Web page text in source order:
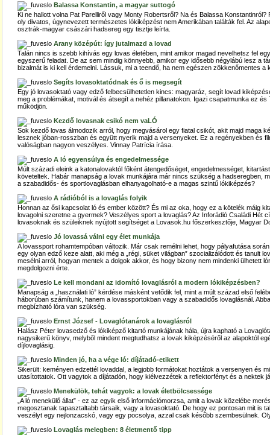
Balassa Konstantin, a magyar suttogó
Ki ne hallott volna Pat Parelliről vagy Monty Robertsről? Na és Balassa
oly divatos, úgynevezett természetes lókiképzést nem Amerikában találták fel. Az
osztrák-magyar császári hadsereg egy tisztje leírta.
Arany középút: így jutalmazd a lovad
Talán nincs is szebb kihívás egy lovas életében, mint amikor magad nevelhetsz fel
egyszerű feladat. De az sem mindig könnyebb, amikor egy idősebb négylábú lesz a
bizalmát is ki kell érdemelni. Lássuk, mi a teendő, ha nem egészen zökkenőmentes a
Segíts lovasoktatódnak és ő is megsegít
Egy jó lovasoktató vagy edző felbecsülhetetlen kincs: magyaráz, segít lovad
meg a problémákat, motivál és átsegít a nehéz pillanatokon. Igazi csapatmunka ez
működjön.
Kezdő lovasnak csikó nem vaLÓ
Sok kezdő lovas álmodozik arról, hogy megvásárol egy fiatal csikót, akit majd maga
lesznek jóban-rosszban és együtt nyerik majd a versenyeket. Ez a regényekben és
valóságban nagyon veszélyes. Vinnay Patrícia írása.
A ló egyensúlya és engedelmessége
Múlt századi eleink a katonalovaktól főként átengedőséget, engedelmességet,
követeltek. Habár manapság a lovak munkájára már nincs szükség a hadseregben,
a szabadidős- és sportlovaglásban elhanyagolható-e a magas szintű lókiképzés?
A rádióból is a lovaglás folyik
Honnan az ősi kapcsolat ló és ember között? És mi az oka, hogy ez a kötelék máig
lovagolni szeretne a gyermek? Veszélyes sport a lovaglás? Az Inforádió Családi Hét
lovasoknak és szüleiknek nyújtott segítséget a Lovasok.hu főszerkesztője, Magyar
Jó lovassá válni egy élet munkája
A lovassport rohamtempóban változik. Már csak remélni lehet, hogy pályafutása
egy olyan edző keze alatt, aki még a „régi, süket világban” szocializálódott és tanult
mesélni arról, hogyan mentek a dolgok akkor, és hogy bizony nem mindenki ülhetett
megdolgozni érte.
Le kell mondani az idomító lovaglásról a modern lókiképzésben?
Manapság a „használati ló” kérdése másként vetődik fel, mint a múlt század első
háborúban számítunk, hanem a lovassportokban vagy a szabadidős lovaglásnál.
megbízható lóra van szükség.
Ernst József - Lovaglótanárok a lovaglásról
Halász Péter lovasedző és lókiképző kitartó munkájának hála, újra kapható a
nagysikerű könyv, melyből mindent megtudhatsz a lovak kiképzéséről az alapoktól
díjlovaglásig.
Minden jó, ha a vége ló: díjátadó-etikett
Sikerült: keményen edzettél lovaddal, a legjobb formátokat hoztátok a versenyen és
utasítottatok. Ott vagytok a díjátadón, hogy kiélvezzétek a reflektorfényt és a nektek
Menekülök, tehát vagyok: a lovak életbölcsessége
„A ló menekülő állat” - ez az egyik első információmorzsa, amit a lovak közelébe
megosztanak tapasztaltabb társaik, vagy a lovasoktató. De hogy ez pontosan mit is
veszélyt egy nejlonzacskó, vagy egy pocsolya, azzal csak később szembesülnek.
Lovaglás melegben: 8 életmentő tipp